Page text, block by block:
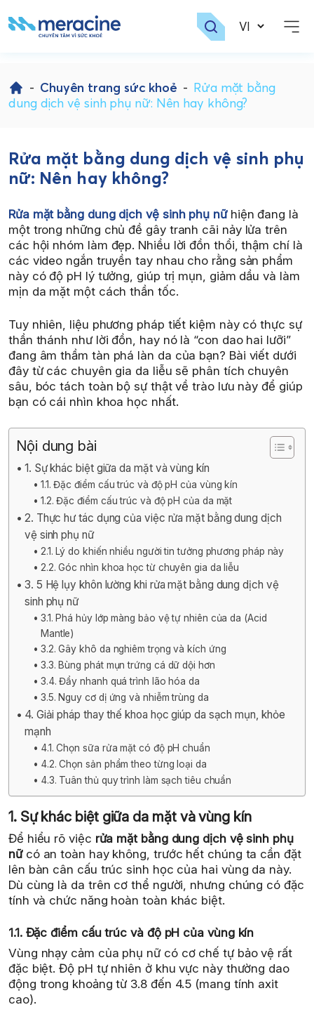
to
content
- Chuyên trang sức khoẻ - Rửa mặt bằng
dung dịch vệ sinh phụ nữ: Nên hay không?
Rửa mặt bằng dung dịch vệ sinh phụ
nữ: Nên hay không?
Rửa mặt bằng dung dịch vệ sinh phụ nữhiện đang là
một trong những chủ đề gây tranh cãi nảy lửa trên
các hội nhóm làm đẹp. Nhiều lời đồn thổi, thậm chí là
các video ngắn truyền tay nhau cho rằng sản phẩm
này có độ pH lý tưởng, giúp trị mụn, giảm dầu và làm
mịn da mặt một cách thần tốc.
Tuy nhiên, liệu phương pháp tiết kiệm này có thực sự
thần thánh như lời đồn, hay nó là “con dao hai lưỡi”
đang âm thầm tàn phá làn da của bạn? Bài viết dưới
đây từ các chuyên gia da liễu sẽ phân tích chuyên
sâu, bóc tách toàn bộ sự thật về trào lưu này để giúp
bạn có cái nhìn khoa học nhất.
Nội dung bài
1. Sự khác biệt giữa da mặt và vùng kín
1.1. Đặc điểm cấu trúc và độ pH của vùng kín
1.2. Đặc điểm cấu trúc và độ pH của da mặt
2. Thực hư tác dụng của việc rửa mặt bằng dung dịch
vệ sinh phụ nữ
2.1. Lý do khiến nhiều người tin tưởng phương pháp này
2.2. Góc nhìn khoa học từ chuyên gia da liễu
3. 5 Hệ lụy khôn lường khi rửa mặt bằng dung dịch vệ
sinh phụ nữ
3.1. Phá hủy lớp màng bảo vệ tự nhiên của da (Acid
Mantle)
3.2. Gây khô da nghiêm trọng và kích ứng
3.3. Bùng phát mụn trứng cá dữ dội hơn
3.4. Đẩy nhanh quá trình lão hóa da
3.5. Nguy cơ dị ứng và nhiễm trùng da
4. Giải pháp thay thế khoa học giúp da sạch mụn, khỏe
mạnh
4.1. Chọn sữa rửa mặt có độ pH chuẩn
4.2. Chọn sản phẩm theo từng loại da
4.3. Tuân thủ quy trình làm sạch tiêu chuẩn
1. Sự khác biệt giữa da mặt và vùng kín
Để hiểu rõ việc rửa mặt bằng dung dịch vệ sinh phụ
nữcó an toàn hay không, trước hết chúng ta cần đặt
lên bàn cân cấu trúc sinh học của hai vùng da này.
Dù cùng là da trên cơ thể người, nhưng chúng có đặc
tính và chức năng hoàn toàn khác biệt.
1.1. Đặc điểm cấu trúc và độ pH của vùng kín
Vùng nhạy cảm của phụ nữ có cơ chế tự bảo vệ rất
đặc biệt. Độ pH tự nhiên ở khu vực này thường dao
động trong khoảng từ 3.8 đến 4.5 (mang tính axit
cao).